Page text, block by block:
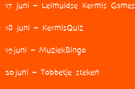
17 juni – Leimuidse Kermis Games
18 juni – KermisQuiz
19juni – MuziekBingo
20 juni – Tobbetje steken